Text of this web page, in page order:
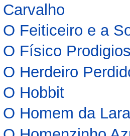
Carvalho
O Feiticeiro e a
O Físico
O Herdeiro
O Hobbit
O Homem da